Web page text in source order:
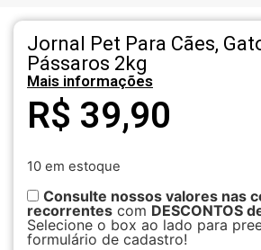
Jornal Pet Para Cães,
Pássaros 2kg
Mais informações
R$ 39,90
10 em estoque
Consulte nossos valores nas
recorrentes com DESCONTOS
Selecione o box ao lado para
formulário de cadastro!